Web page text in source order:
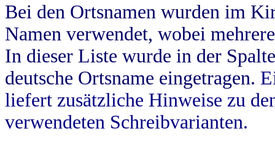
Bei den Ortsnamen wurden im
Namen verwendet, wobei
In dieser Liste wurde in der
deutsche Ortsname eingetragen.
liefert zusätzliche Hinweise zu
verwendeten Schreibvarianten.